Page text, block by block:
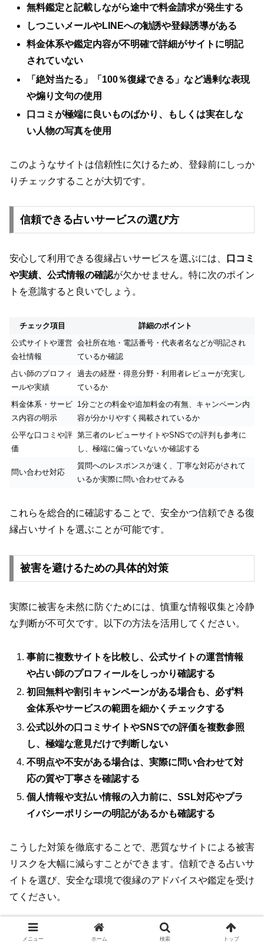
無料鑑定と記載しながら途中で料金請求が発生する
しつこいメールやLINEへの勧誘や登録誘導がある
料金体系や鑑定内容が不明確で詳細がサイトに明記
されていない
「絶対当たる」「100％復縁できる」など過剰な表現
や煽り文句の使用
口コミが極端に良いものばかり、もしくは実在しな
い人物の写真を使用
このようなサイトは信頼性に欠けるため、登録前にしっか
りチェックすることが大切です。
信頼できる占いサービスの選び方
安心して利用できる復縁占いサービスを選ぶには、
口コミ
や実績、公式情報の確認が欠かせません。特に次のポイン
トを意識すると良いでしょう。
チェック項目
詳細のポイント
公式サイトや運営
会社情報
会社所在地・電話番号・代表者名などが明記され
ているか確認
占い師のプロフィ
ールや実績
過去の経歴・得意分野・利用者レビューが充実し
ているか
料金体系・サービ
ス内容の明示
1分ごとの料金や追加料金の有無、キャンペーン内
容が分かりやすく掲載されているか
公平な口コミや評
価
第三者のレビューサイトやSNSでの評判も参考に
し、極端に偏っていないか確認する
問い合わせ対応
質問へのレスポンスが速く、丁寧な対応がされて
いるか実際に問い合わせてみる
これらを総合的に確認することで、安全かつ信頼できる復
縁占いサイトを選ぶことが可能です。
被害を避けるための具体的対策
実際に被害を未然に防ぐためには、慎重な情報収集と冷静
な判断が不可欠です。以下の方法を活用してください。
事前に複数サイトを比較し、公式サイトの運営情報
や占い師のプロフィールをしっかり確認する
初回無料や割引キャンペーンがある場合も、必ず料
金体系やサービスの範囲を細かくチェックする
公式以外の口コミサイトやSNSでの評価を複数参照
し、極端な意見だけで判断しない
不明点や不安がある場合は、実際に問い合わせて対
応の質や丁寧さを確認する
個人情報や支払い情報の入力前に、SSL対応やプラ
イバシーポリシーの明記があるかも確認する
こうした対策を徹底することで、悪質なサイトによる被害
リスクを大幅に減らすことができます。信頼できる占いサ
イトを選び、安全な環境で復縁のアドバイスや鑑定を受け
てください。
復縁占いの心理的効果と心のケア｜前向き
メニュー ホーム 検索 トップ